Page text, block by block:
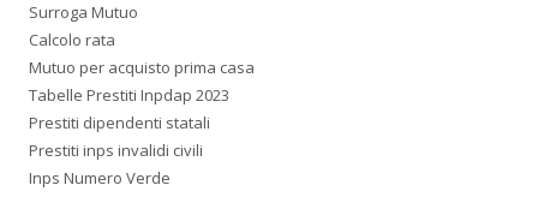
Surroga Mutuo
Calcolo rata
Mutuo per acquisto prima casa
Tabelle Prestiti Inpdap 2023
Prestiti dipendenti statali
Prestiti inps invalidi civili
Inps Numero Verde